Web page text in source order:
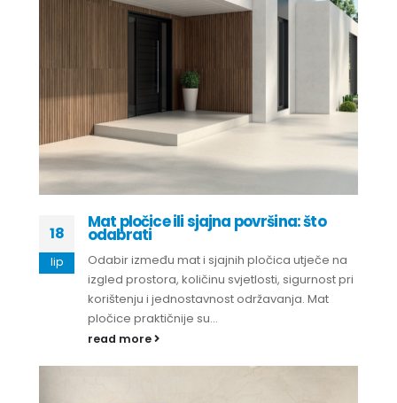
18
lip
Mat pločice ili sjajna površina: što
odabrati
Odabir između mat i sjajnih pločica utječe na
izgled prostora, količinu svjetlosti, sigurnost pri
korištenju i jednostavnost održavanja. Mat
pločice praktičnije su...
read more